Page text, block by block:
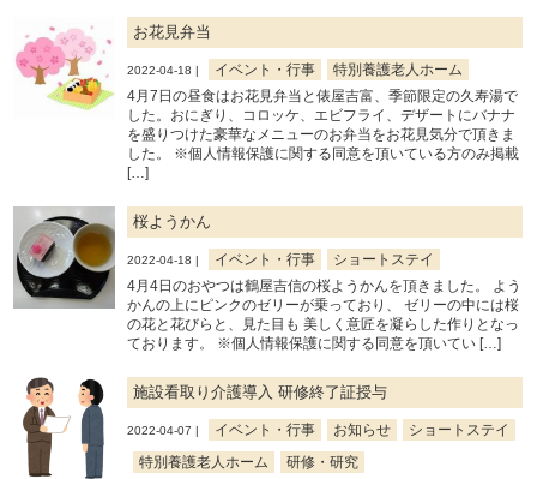
お花見弁当
2022-04-18 | イベント・行事
特別養護老人ホーム
4月7日の昼食はお花見弁当と俵屋吉富、季節限定の久寿湯で
した。おにぎり、コロッケ、エビフライ、デザートにバナナ
を盛りつけた豪華なメニューのお弁当をお花見気分で頂きま
した。 ※個人情報保護に関する同意を頂いている方のみ掲載
[…]
桜ようかん
2022-04-18 | イベント・行事
ショートステイ
4月4日のおやつは鶴屋吉信の桜ようかんを頂きました。 よう
かんの上にピンクのゼリーが乗っており、 ゼリーの中には桜
の花と花びらと、見た目も 美しく意匠を凝らした作りとなっ
ております。 ※個人情報保護に関する同意を頂いてい […]
施設看取り介護導入 研修終了証授与
2022-04-07 | イベント・行事 お知らせ
ショートステイ
特別養護老人ホーム
研修・研究